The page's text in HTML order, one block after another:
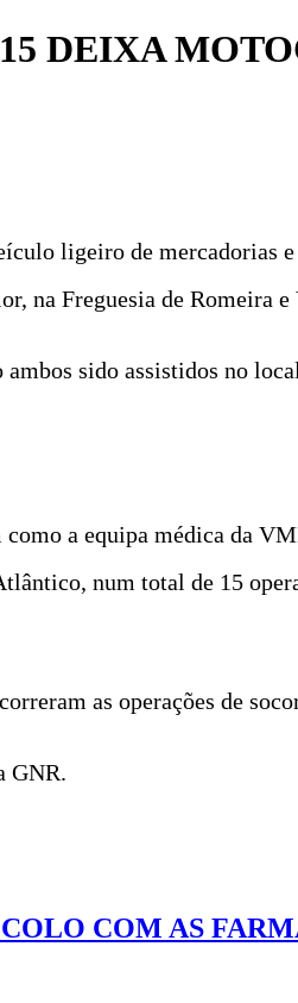
DEIXA
ligeiro de mercadorias
na Freguesia de Romeira
sido assistidos no
a equipa médica da
num total de 15
as operações de
GNR.
COM AS